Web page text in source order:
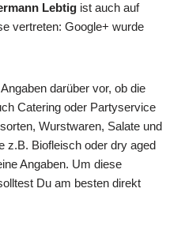
Lebtig ist auch auf
vertreten: Google+ wurde
darüber vor, ob die
Catering oder Partyservice
Wurstwaren, Salate und
z.B. Biofleisch oder dry aged
Angaben. Um diese
Du am besten direkt